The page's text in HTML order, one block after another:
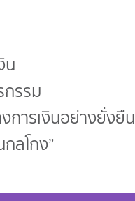
น
รรม
การเงินอย่างยั่งยืน
ลโกง”